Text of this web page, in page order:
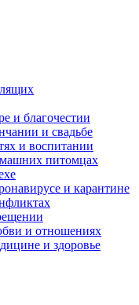
и благочестии
и свадьбе
и воспитании
питомцах
и карантине
и отношениях
и здоровье